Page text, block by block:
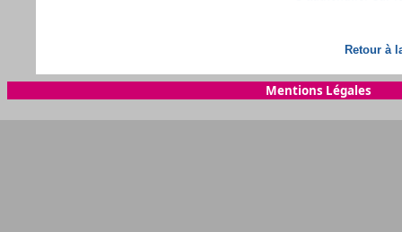
Retour à
Mentions Légales